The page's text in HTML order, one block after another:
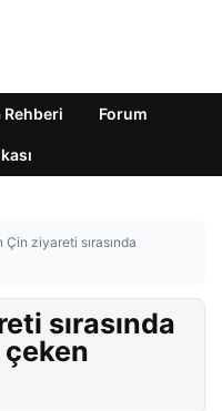
Rehberi Forum
Çin ziyareti sırasında
sırasında
çeken